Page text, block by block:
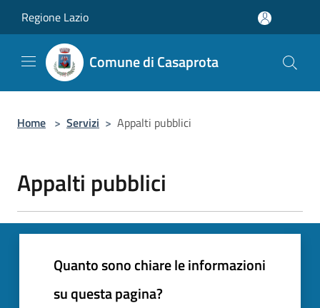
Regione Lazio
Comune di Casaprota
Home > Servizi > Appalti pubblici
Appalti pubblici
Quanto sono chiare le informazioni
su questa pagina?